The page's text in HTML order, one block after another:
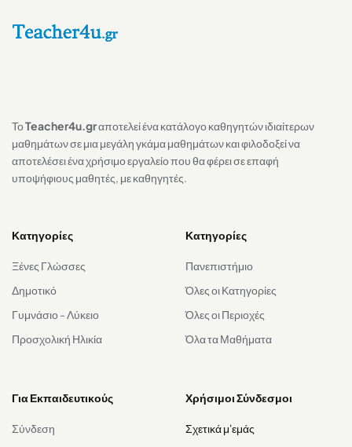
ΤοTeacher4u.grαποτελεί ένα κατάλογο καθηγητών ιδιαίτερων
μαθημάτων σε μια μεγάλη γκάμα μαθημάτων και φιλοδοξεί να
αποτελέσει ένα χρήσιμο εργαλείο που θα φέρει σε επαφή
υποψήφιους μαθητές, με καθηγητές.
Κατηγορίες
Ξένες Γλώσσες
Δημοτικό
Γυμνάσιο - Λύκειο
Προσχολική Ηλικία
Κατηγορίες
Πανεπιστήμιο
Όλες οι Κατηγορίες
Όλες οι Περιοχές
Όλα τα Μαθήματα
Για Εκπαιδευτικούς
Σύνδεση
Χρήσιμοι Σύνδεσμοι
Σχετικά μ'εμάς